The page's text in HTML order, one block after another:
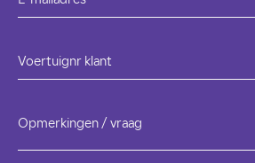
Voertuignr klant
Opmerkingen / vraag